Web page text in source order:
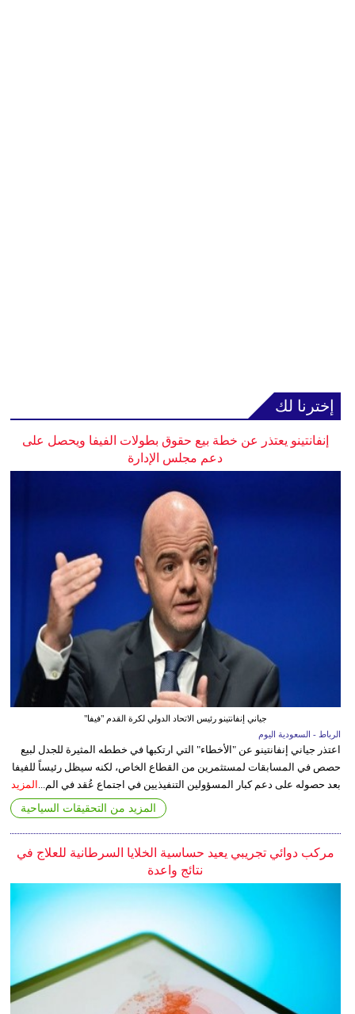
إخترنا لك
إنفانتينو يعتذر عن خطة بيع حقوق بطولات الفيفا ويحصل على
دعم مجلس الإدارة
جياني إنفانتينو رئيس الاتحاد الدولي لكرة القدم "فيفا"
الرباط - السعودية اليوم
اعتذر جياني إنفانتينو عن "الأخطاء" التي ارتكبها في خططه المثيرة للجدل لبيع
حصص في المسابقات لمستثمرين من القطاع الخاص، لكنه سيظل رئيساً للفيفا
بعد حصوله على دعم كبار المسؤولين التنفيذيين في اجتماع عُقد في الم... المزيد
المزيد من التحقيقات السياحية
مركب دوائي تجريبي يعيد حساسية الخلايا السرطانية للعلاج في
نتائج واعدة